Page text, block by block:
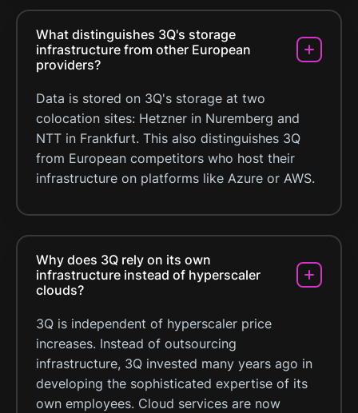
What distinguishes 3Q's storage
infrastructure from other European
providers?
Data is stored on 3Q's storage at two
colocation sites: Hetzner in Nuremberg and
NTT in Frankfurt. This also distinguishes 3Q
from European competitors who host their
infrastructure on platforms like Azure or AWS.
Why does 3Q rely on its own
infrastructure instead of hyperscaler
clouds?
3Q is independent of hyperscaler price
increases. Instead of outsourcing
infrastructure, 3Q invested many years ago in
developing the sophisticated expertise of its
own employees. Cloud services are now